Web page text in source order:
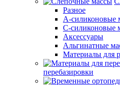
Разное
А-силиконовые
С-силиконовые
Аксессуары
Альгинатные
Материалы для
перебазировки